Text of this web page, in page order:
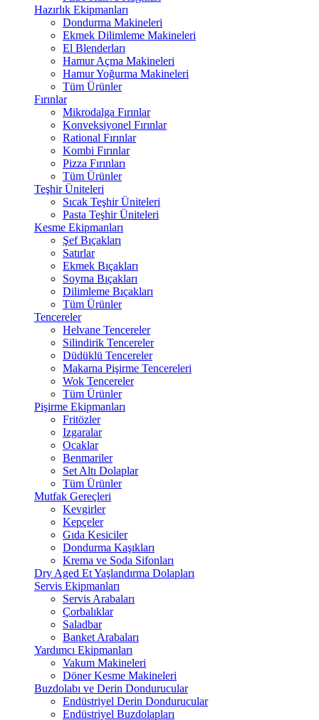
Hazırlık Ekipmanları
Dondurma Makineleri
Ekmek Dilimleme Makineleri
El Blenderları
Hamur Açma Makineleri
Hamur Yoğurma Makineleri
Tüm Ürünler
Fırınlar
Mikrodalga Fırınlar
Konveksiyonel Fırınlar
Rational Fırınlar
Kombi Fırınlar
Pizza Fırınları
Tüm Ürünler
Teşhir Üniteleri
Sıcak Teşhir Üniteleri
Pasta Teşhir Üniteleri
Kesme Ekipmanları
Şef Bıçakları
Satırlar
Ekmek Bıçakları
Soyma Bıçakları
Dilimleme Bıçakları
Tüm Ürünler
Tencereler
Helvane Tencereler
Silindirik Tencereler
Düdüklü Tencereler
Makarna Pişirme Tencereleri
Wok Tencereler
Tüm Ürünler
Pişirme Ekipmanları
Fritözler
Izgaralar
Ocaklar
Benmariler
Set Altı Dolaplar
Tüm Ürünler
Mutfak Gereçleri
Kevgirler
Kepçeler
Gıda Kesiciler
Dondurma Kaşıkları
Krema ve Soda Sifonları
Dry Aged Et Yaşlandırma Dolapları
Servis Ekipmanları
Servis Arabaları
Çorbalıklar
Saladbar
Banket Arabaları
Yardımcı Ekipmanları
Vakum Makineleri
Döner Kesme Makineleri
Buzdolabı ve Derin Dondurucular
Endüstriyel Derin Dondurucular
Endüstriyel Buzdolapları